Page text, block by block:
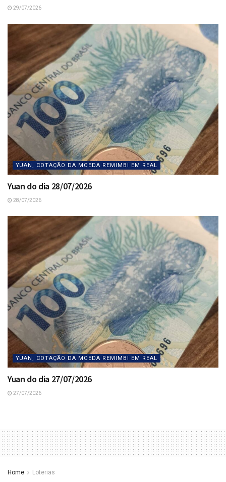
29/07/2026
YUAN, COTAÇÃO DA MOEDA REMIMBI EM REAL
Yuan do dia 28/07/2026
28/07/2026
YUAN, COTAÇÃO DA MOEDA REMIMBI EM REAL
Yuan do dia 27/07/2026
27/07/2026
Home Loterias